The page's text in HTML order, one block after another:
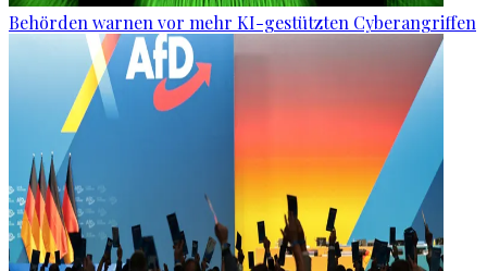
Behörden warnen vor mehr KI-gestützten Cyberangriffen